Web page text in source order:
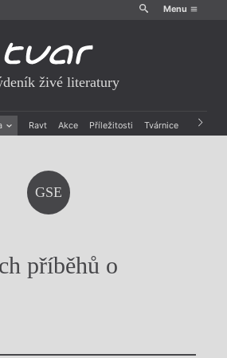
Menu
živé literatury
Ravt Akce Příležitosti Tvárnice Archiv
GSE
příběhů o